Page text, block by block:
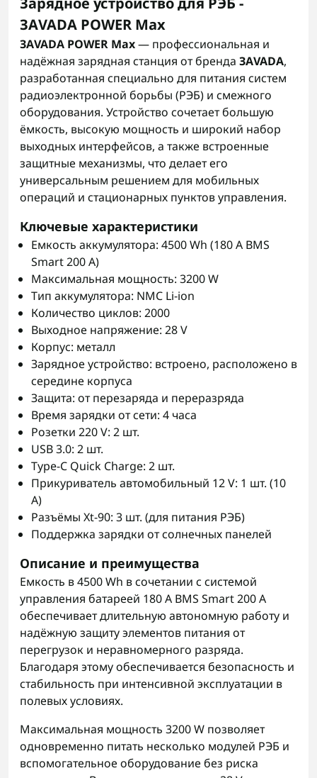
ЗАVADA POWER Max
ЗАVADA POWER Max— профессиональная и
надёжная зарядная станция от бренда ЗАVADA,
разработанная специально для питания систем
радиоэлектронной борьбы (РЭБ) и смежного
оборудования. Устройство сочетает большую
ёмкость, высокую мощность и широкий набор
выходных интерфейсов, а также встроенные
защитные механизмы, что делает его
универсальным решением для мобильных
операций и стационарных пунктов управления.
Ключевые характеристики
Емкость аккумулятора: 4500 Wh (180 A BMS
Smart 200 A)
Максимальная мощность: 3200 W
Тип аккумулятора: NMC Li-ion
Количество циклов: 2000
Выходное напряжение: 28 V
Корпус: металл
Зарядное устройство: встроено, расположено в
середине корпуса
Защита: от перезаряда и переразряда
Время зарядки от сети: 4 часа
Розетки 220 V: 2 шт.
USB 3.0: 2 шт.
Type-C Quick Charge: 2 шт.
Прикуриватель автомобильный 12 V: 1 шт. (10
A)
Разъёмы Xt-90: 3 шт. (для питания РЭБ)
Поддержка зарядки от солнечных панелей
Описание и преимущества
Емкость в 4500 Wh в сочетании с системой
управления батареей 180 A BMS Smart 200 A
обеспечивает длительную автономную работу и
надёжную защиту элементов питания от
перегрузок и неравномерного разряда.
Благодаря этому обеспечивается безопасность и
стабильность при интенсивной эксплуатации в
полевых условиях.
Максимальная мощность 3200 W позволяет
одновременно питать несколько модулей РЭБ и
вспомогательное оборудование без риска